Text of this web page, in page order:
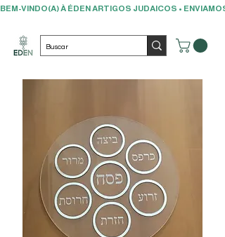
BEM-VINDO(A) À ÉDEN ARTIGOS JUDAICOS •